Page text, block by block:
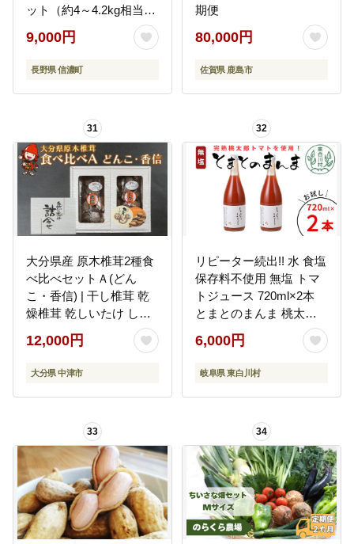
ット（約4～4.2kg相当）
生で食べられる信濃町名
産とうもろこし／スイー
トコーンの定番品種 令
に出荷予定 【長野県信
9,000円
長野県 信濃町
期便
80,000円
佐賀県 鹿島市
31
大分県産 原木椎茸2種食
べ比べセットＡ(どん
こ・香信) | 干し椎茸 乾
燥椎茸 乾しいたけ しい
たけ 九州産 中津市 国産
送料無料
12,000円
大分県 中津市
32
リピーター続出!! 水 食塩
保存料不使用 無塩 トマ
トジュース 720ml×2本
とまとのまんま 桃太郎
トマト 食塩無添加 無添
加 野菜ジュース 野菜 ト
マト100% リコピン 完熟
めし 東白川村
6,000円
岐阜県 東白川村
33 34